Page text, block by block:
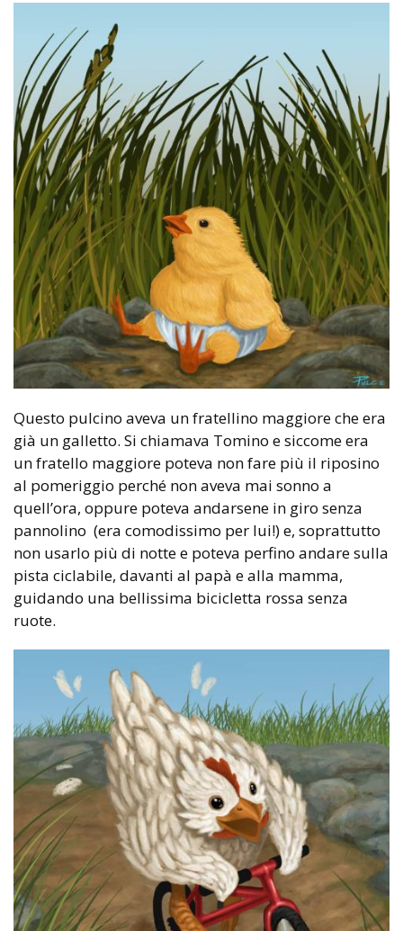
Questo pulcino aveva un fratellino maggiore che era
già un galletto. Si chiamava Tomino e siccome era
un fratello maggiore poteva non fare più il riposino
al pomeriggio perché non aveva mai sonno a
quell’ora, oppure poteva andarsene in giro senza
pannolino (era comodissimo per lui!) e, soprattutto
non usarlo più di notte e poteva perfino andare sulla
pista ciclabile, davanti al papà e alla mamma,
guidando una bellissima bicicletta rossa senza
ruote.